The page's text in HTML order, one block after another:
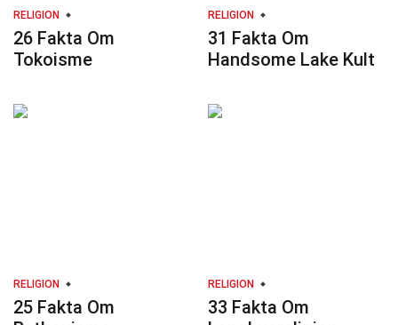
RELIGION
26 Fakta Om
Tokoisme
RELIGION
31 Fakta Om
Handsome Lake Kult
RELIGION
25 Fakta Om
RELIGION
33 Fakta Om